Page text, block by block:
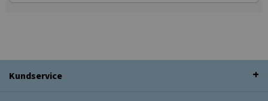
Kundservice